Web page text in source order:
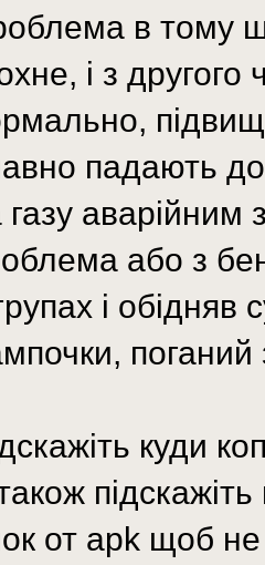
в тому
і з
падають
газу аварійним
або з
і
поганий
куди
от apk щоб не